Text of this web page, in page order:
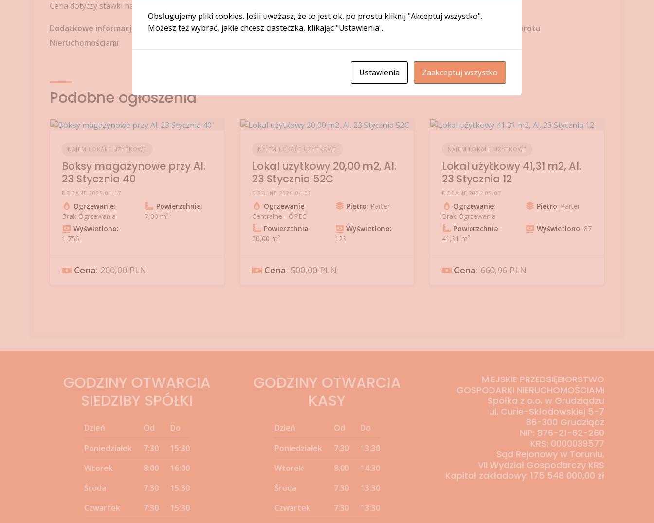
Cena dotyczy stawki najmu brutto bez opłat za media
Dodatkowe informacje dotyczące lokalumożna uzyskać w MPGN Sp. z o. o. w Grudziądzu, ul. Curie – Skłodowskiej 5-7, Biuro Obrotu
Nieruchomościami
Podobne ogłoszenia
NAJEM LOKALE UŻYTKOWE
Boksy magazynowe przy Al.
23 Stycznia 40
DODANE 2025-01-17
Ogrzewanie:
Brak Ogrzewania
Powierzchnia:
7,00 m²
Wyświetlono:
1 756
Cena: 200,00 PLN
NAJEM LOKALE UŻYTKOWE
Lokal użytkowy 20,00 m2, Al.
23 Stycznia 52C
DODANE 2026-04-03
Ogrzewanie:
Centralne - OPEC
Piętro: Parter
Powierzchnia:
20,00 m²
Wyświetlono:
123
Cena: 500,00 PLN
NAJEM LOKALE UŻYTKOWE
Lokal użytkowy 41,31 m2, Al.
23 Stycznia 12
DODANE 2026-05-07
Ogrzewanie:
Brak Ogrzewania
Piętro: Parter
Powierzchnia:
41,31 m²
Wyświetlono: 87
Cena: 660,96 PLN
GODZINY OTWARCIA
SIEDZIBY SPÓŁKI
Dzień Od
Do
Poniedziałek
7:30
15:30
Wtorek
8:00
16:00
Środa
7:30
15:30
Czwartek
7:30
15:30
GODZINY OTWARCIA
KASY
Dzień Od
Do
Poniedziałek
7:30
13:30
Wtorek
8:00
14:30
Środa
7:30
13:30
Czwartek
7:30
13:30
MIEJSKIE PRZEDSIĘBIORSTWO
GOSPODARKI NIERUCHOMOŚCIAMI
Spółka z o.o. w Grudziądzu
ul. Curie-Skłodowskiej 5-7
86-300 Grudziądz
NIP: 876-21-62-260
KRS: 0000039577
Sąd Rejonowy w Toruniu,
VII Wydział Gospodarczy KRS
Kapitał zakładowy: 175 548 000,00 zł
Obsługujemy pliki cookies. Jeśli uważasz, że to jest ok, po prostu kliknij "Akceptuj wszystko".
Możesz też wybrać, jakie chcesz ciasteczka, klikając "Ustawienia".
Ustawienia Zaakceptuj wszystko